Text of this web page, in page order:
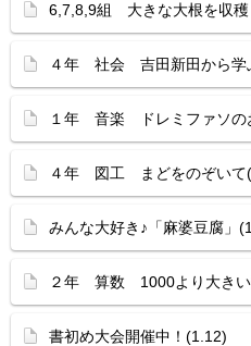
6,7,8,9組 大きな大根を収穫
４年 社会 吉田新田から学
１年 音楽 ドレミファソの
４年 図工 まどをのぞいて
みんな大好き♪「麻婆豆腐」
２年 算数 1000より大きい
書初め大会開催中！(1.12)